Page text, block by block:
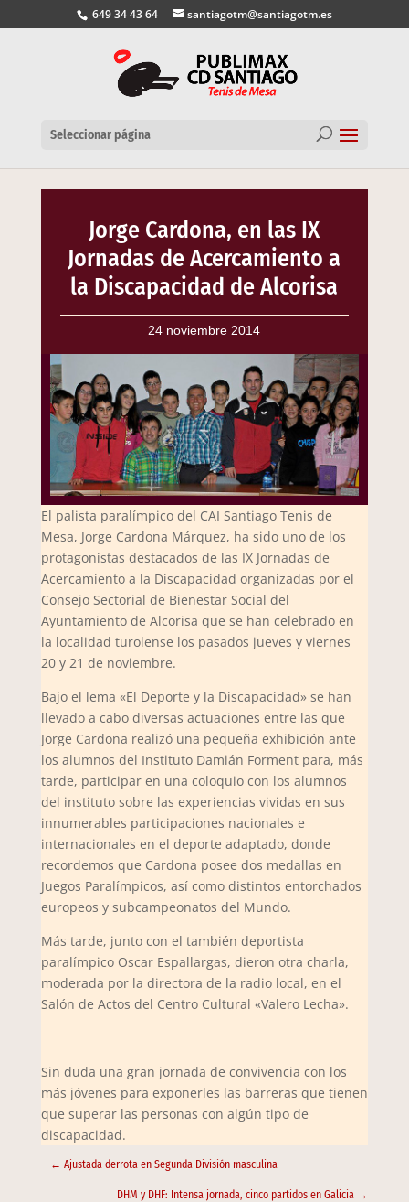
649 34 43 64 santiagotm@santiagotm.es
Seleccionar página
Jorge Cardona, en las IX
Jornadas de Acercamiento a
la Discapacidad de Alcorisa
24 noviembre 2014
El palista paralímpico del CAI Santiago Tenis de
Mesa, Jorge Cardona Márquez, ha sido uno de los
protagonistas destacados de las IX Jornadas de
Acercamiento a la Discapacidad organizadas por el
Consejo Sectorial de Bienestar Social del
Ayuntamiento de Alcorisa que se han celebrado en
la localidad turolense los pasados jueves y viernes
20 y 21 de noviembre.
Bajo el lema «El Deporte y la Discapacidad» se han
llevado a cabo diversas actuaciones entre las que
Jorge Cardona realizó una pequeña exhibición ante
los alumnos del Instituto Damián Forment para, más
tarde, participar en una coloquio con los alumnos
del instituto sobre las experiencias vividas en sus
innumerables participaciones nacionales e
internacionales en el deporte adaptado, donde
recordemos que Cardona posee dos medallas en
Juegos Paralímpicos, así como distintos entorchados
europeos y subcampeonatos del Mundo.
Más tarde, junto con el también deportista
paralímpico Oscar Espallargas, dieron otra charla,
moderada por la directora de la radio local, en el
Salón de Actos del Centro Cultural «Valero Lecha».
Sin duda una gran jornada de convivencia con los
más jóvenes para exponerles las barreras que tienen
que superar las personas con algún tipo de
discapacidad.
← Ajustada derrota en Segunda División masculina
DHM y DHF: Intensa jornada, cinco partidos en Galicia →